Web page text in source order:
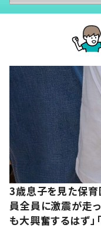
3歳息子を見た保育
員全員に激震が走
も大興奮するはず」「